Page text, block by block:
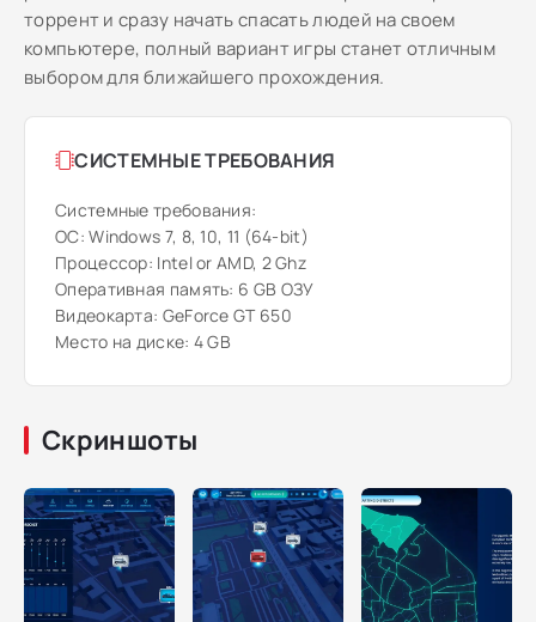
торрент и сразу начать спасать людей на своем
компьютере, полный вариант игры станет отличным
выбором для ближайшего прохождения.
СИСТЕМНЫЕ ТРЕБОВАНИЯ
Системные требования:
ОС: Windows 7, 8, 10, 11 (64-bit)
Процессор: Intel or AMD, 2 Ghz
Оперативная память: 6 GB ОЗУ
Видеокарта: GeForce GT 650
Место на диске: 4 GB
Скриншоты